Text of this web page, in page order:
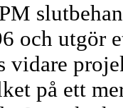
och utgör
vidare
på ett